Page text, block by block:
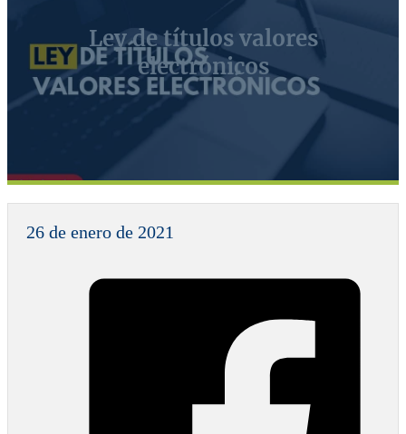
Ley de títulos valores
electrónicos
26 de enero de 2021